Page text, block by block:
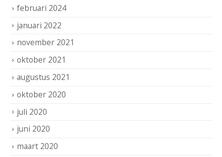
februari 2024
januari 2022
november 2021
oktober 2021
augustus 2021
oktober 2020
juli 2020
juni 2020
maart 2020